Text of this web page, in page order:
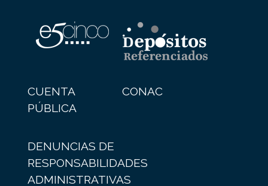
CUENTA
PÚBLICA
CONAC
DENUNCIAS DE
RESPONSABILIDADES
ADMINISTRATIVAS